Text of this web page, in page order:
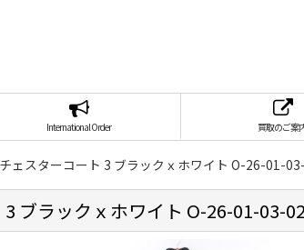
International Order 買取のご案
ェスターコート 3 ブラックｘホワイト O-26-01-
ブラックｘホワイト O-26-01-03-